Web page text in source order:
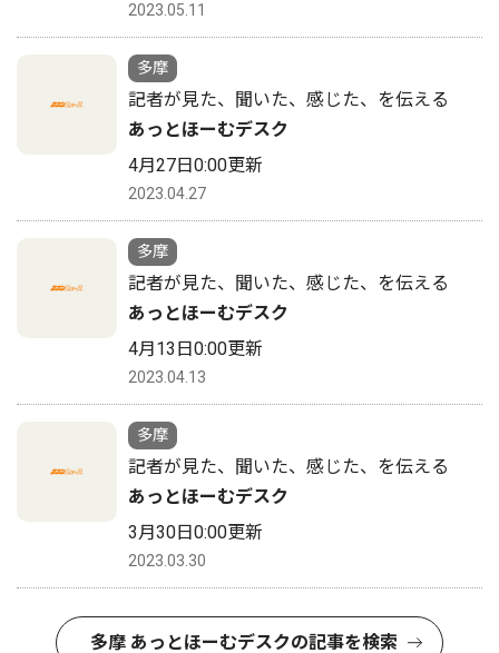
2023.05.11
多摩
記者が見た、聞いた、感じた、を伝える
あっとほーむデスク
4月27日0:00更新
2023.04.27
多摩
記者が見た、聞いた、感じた、を伝える
あっとほーむデスク
4月13日0:00更新
2023.04.13
多摩
記者が見た、聞いた、感じた、を伝える
あっとほーむデスク
3月30日0:00更新
2023.03.30
多摩 あっとほーむデスクの記事を検索